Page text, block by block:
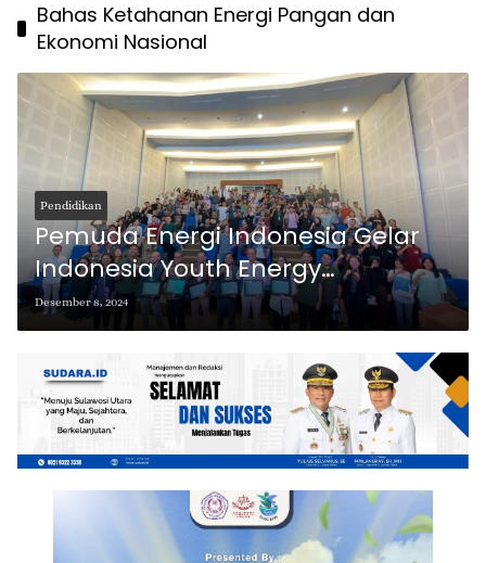
Bahas Ketahanan Energi Pangan dan
Ekonomi Nasional
Pendidikan
Pemuda Energi Indonesia Gelar
Indonesia Youth Energy
Conference (IYEC) 2024 di Unsrat
Manado, Bahas Ketahanan
Energi, Pangan, dan Ekonomi
Nasional
Desember 8, 2024